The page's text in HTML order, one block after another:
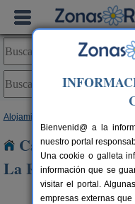
Alojamientos
Casas Rurales
La Rinconada
Bienvenid@ a la
nuestro portal
Una cookie o galleta
información que se
visitar el portal.
empresas externas